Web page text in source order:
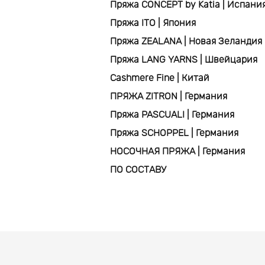
Пряжа CONCEPT by Katia |
Пряжа ITO | Япония
Пряжа ZEALANA | Новая Зеландия
Пряжа LANG YARNS | Швейцария
Cashmere Fine | Китай
ПРЯЖА ZITRON | Германия
Пряжа PASCUALI | Германия
Пряжа SCHOPPEL | Германия
НОСОЧНАЯ ПРЯЖА | Германия
ПО СОСТАВУ